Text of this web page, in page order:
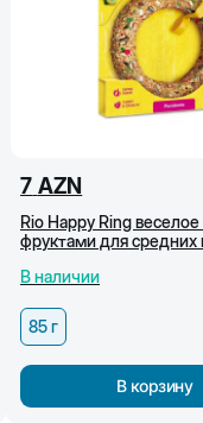
7 AZN
Rio Happy Ring
фруктами для средних
В наличии
85 г
В корзину